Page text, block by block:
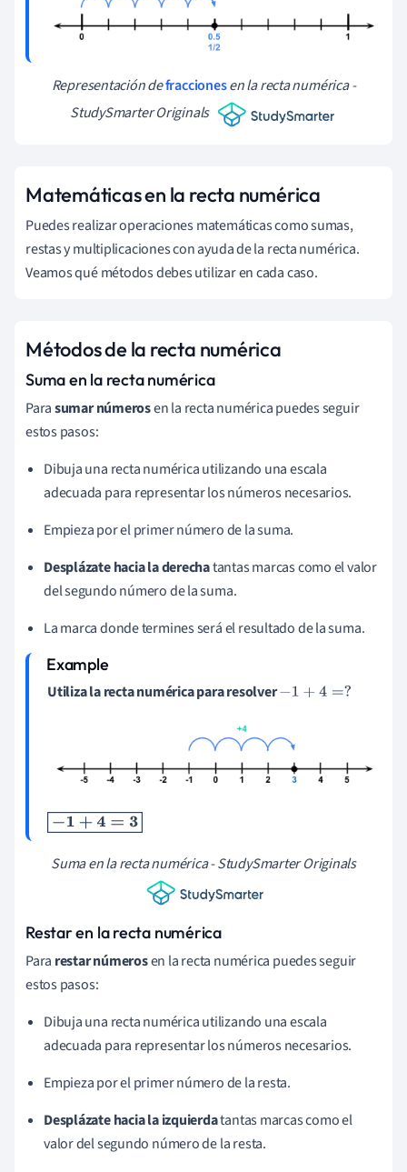
Representación defraccionesen la recta numérica -
StudySmarter Originals
Matemáticas en la recta numérica
Puedes realizar operaciones matemáticas como sumas,
restas y multiplicaciones con ayuda de la recta numérica.
Veamos qué métodos debes utilizar en cada caso.
Métodos de la recta numérica
Suma en la recta numérica
Parasumar númerosen la recta numérica puedes seguir
estos pasos:
Dibuja una recta numérica utilizando una escala
adecuada para representar los números necesarios.
Empieza por el primer número de la suma.
Desplázate hacia la derechatantas marcas como el valor
del segundo número de la suma.
La marca donde termines será el resultado de la suma.
Utiliza la recta numérica para resolver-1+4=?
1+4=3
Suma en la recta numérica - StudySmarter Originals
Restar en la recta numérica
Para restarnúmerosen la recta numérica puedes seguir
estos pasos:
Dibuja una recta numérica utilizando una escala
adecuada para representar los números necesarios.
Empieza por el primer número de la resta.
Desplázate hacia la izquierdatantas marcas como el
valor del segundo número de la resta.